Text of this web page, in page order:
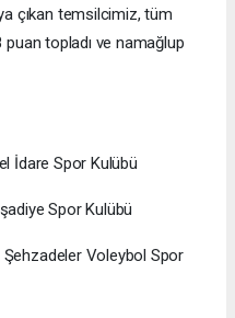
çıkan temsilcimiz, tüm
puan topladı ve namağlup
İdare Spor Kulübü
Spor Kulübü
Voleybol Spor